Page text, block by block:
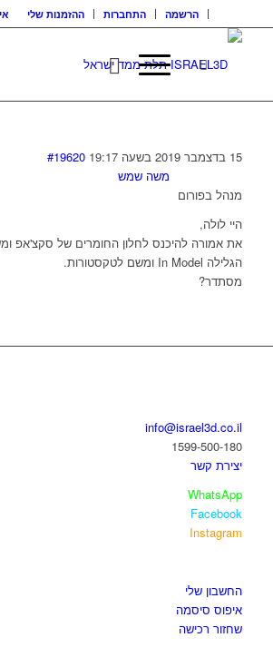
הרשמה התחברות ההזמנות שלי
15 בדצמבר 2019 בשעה 19:17
#19620
משה שמש
מנהל בפורום
היי לולה,
את אמורה להיכנס לחלון החומרים של סקצ'אפ
הגלילה In Model ומשם לטקסטורות.
מסתדר?
info@israel3d.co.il
1599-500-180
יצירת קשר
WhatsApp
Facebook
Instagram
החשבון שלי
איפוס סיסמה
שחזור רכישה